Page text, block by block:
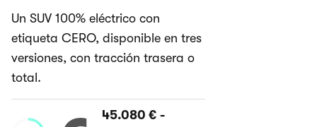
Un SUV 100% eléctrico con
etiqueta CERO, disponible en tres
versiones, con tracción trasera o
total.
45.080 € -